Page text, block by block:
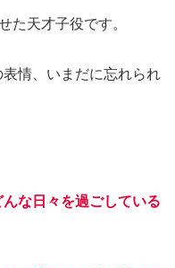
た天才子役です。
情、いまだに忘れられ
んな日々を過ごしている